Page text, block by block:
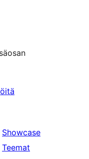
Showcase
Teemat